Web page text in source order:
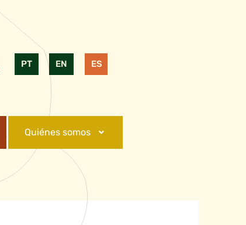
PT EN ES
Quiénes somos